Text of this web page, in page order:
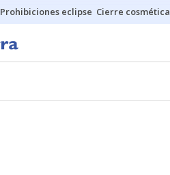
Prohibiciones eclipse Cierre cosmética